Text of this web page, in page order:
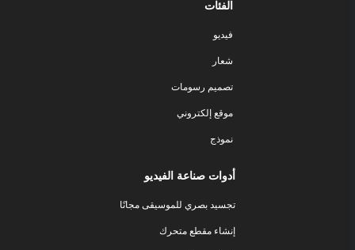
الفئات
فيديو
شعار
تصميم رسومات
موقع إلكتروني
نموذج
أدوات صناعة الفيديو
تجسيد بصري للموسيقى مجانًا
إنشاء مقطع متحرك